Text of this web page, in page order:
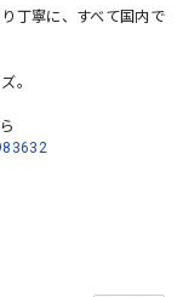
丁寧に、すべて国内で
。